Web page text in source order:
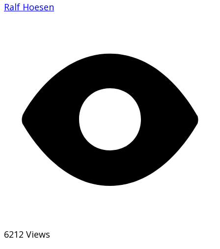
Ralf Hoesen
6212 Views